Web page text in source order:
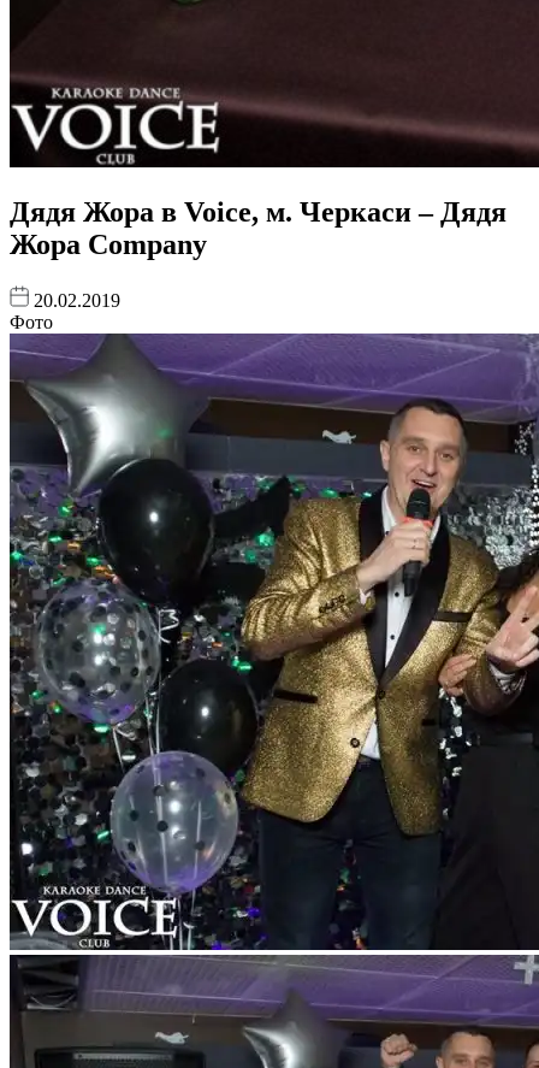
Дядя Жора в Voice, м. Черкаси – Дядя
Жора Company
20.02.2019
Фото